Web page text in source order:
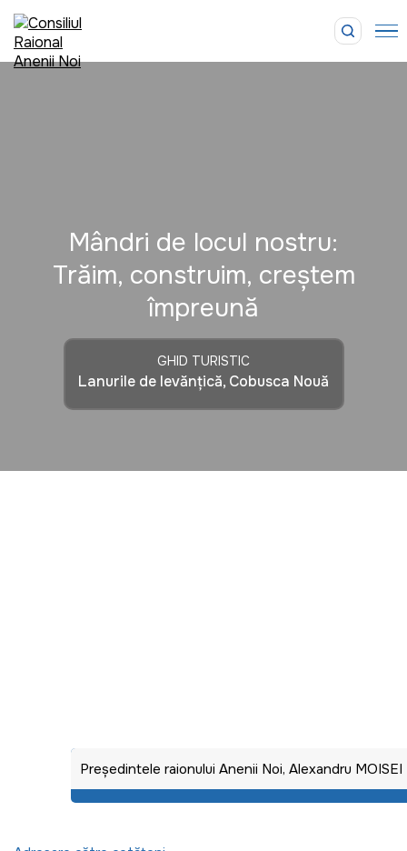
Mândri de locul nostru:
Trăim, construim, creștem
împreună
GHID TURISTIC
Lanurile de levănțică, Cobusca Nouă
Preşedintele raionului Anenii Noi, Alexandru MOISEI